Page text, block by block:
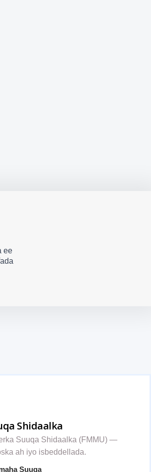
ee
Shidaalka
Suuqa Shidaalka (FMMU) —
ah iyo isbeddellada.
Suuqa